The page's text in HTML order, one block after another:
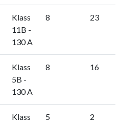
Klass
11B -
130 A
8 23
Klass
5B -
130 A
8 16
Klass
5 2